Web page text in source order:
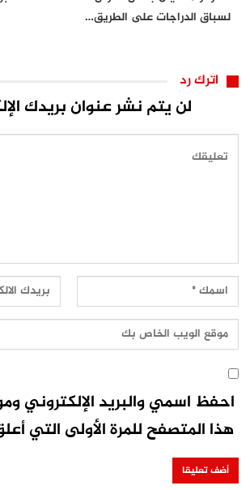
لسباق الدراجات على الطريق…
اترك رد
لن يتم نشر عنوان بريدك
احفظ اسمي والبريد الإلكتروني
هذا المتصفح للمرة الأولى التي